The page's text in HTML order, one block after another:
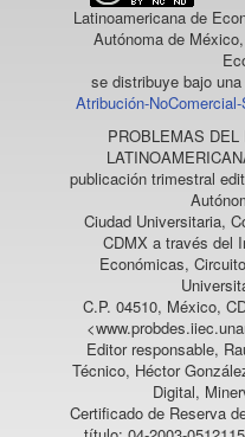
Latinoamericana de
Autónoma de
se distribuye bajo una
Atribución-
PROBLEMAS
publicación trimestral
Ciudad Universitaria,
CDMX a través del
Económicas,
C.P. 04510, México,
Editor responsable,
Técnico, Héctor
Digital,
Certificado de Reserva